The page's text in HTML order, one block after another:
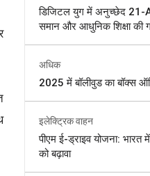
डिजिटल युग में अनुच्छेद 21-
समान और आधुनिक शिक्षा की
अधिक
2025 में बॉलीवुड का बॉक्स
इलेक्ट्रिक वाहन
पीएम ई-ड्राइव योजना: भारत में
को बढ़ावा